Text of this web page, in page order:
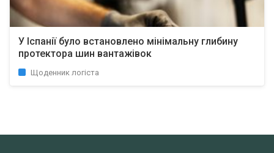
У Іспанії було встановлено мінімальну глибину
протектора шин вантажівок
Щоденник логіста